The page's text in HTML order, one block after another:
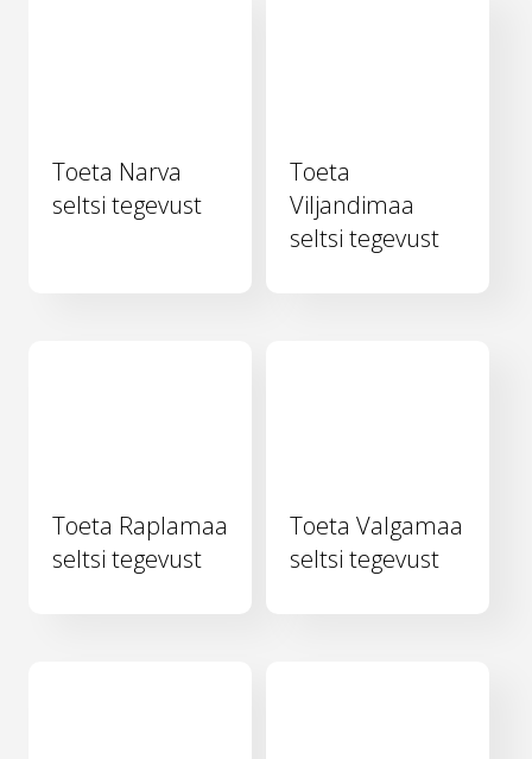
Toeta Narva
seltsi tegevust
Toeta
Viljandimaa
seltsi tegevust
Toeta Raplamaa
seltsi tegevust
Toeta Valgamaa
seltsi tegevust